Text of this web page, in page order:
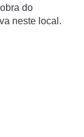
do
neste local.